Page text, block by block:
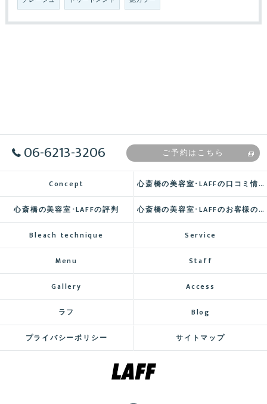
06-6213-3206 ご予約はこちら
Concept 心斎橋の美容室･LAFFの口コミ情報
心斎橋の美容室･LAFFの評判 心斎橋の美容室･LAFFのお客様の声
Bleach technique Service
Menu Staff
Gallery Access
ラフ Blog
プライバシーポリシー サイトマップ